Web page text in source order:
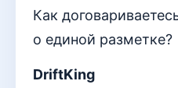
Как
о единой разметке?
DriftKing